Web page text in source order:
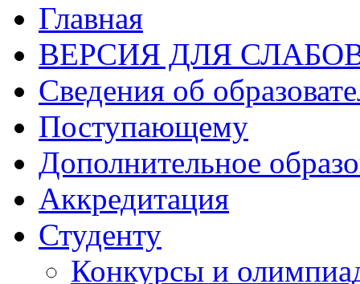
Главная
ВЕРСИЯ ДЛЯ
Сведения об
Поступающему
Дополнительное
Аккредитация
Студенту
Конкурсы и